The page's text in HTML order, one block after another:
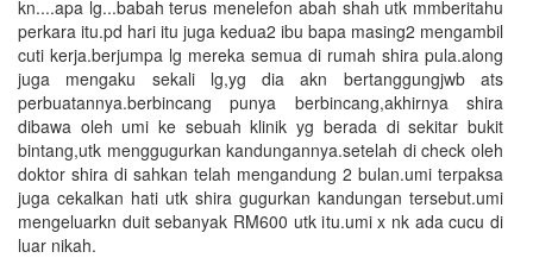
kn....apa lg...babah terus menelefon abah shah utk mmberitahu
perkara itu.pd hari itu juga kedua2 ibu bapa masing2 mengambil
cuti kerja.berjumpa lg mereka semua di rumah shira pula.along
juga mengaku sekali lg,yg dia akn bertanggungjwb ats
perbuatannya.berbincang punya berbincang,akhirnya shira
dibawa oleh umi ke sebuah klinik yg berada di sekitar bukit
bintang,utk menggugurkan kandungannya.setelah di check oleh
doktor shira di sahkan telah mengandung 2 bulan.umi terpaksa
juga cekalkan hati utk shira gugurkan kandungan tersebut.umi
mengeluarkn duit sebanyak RM600 utk itu.umi x nk ada cucu di
luar nikah.